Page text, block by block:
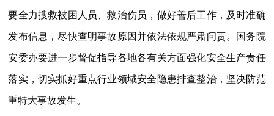
要全力搜救被困人员、救治伤员，做好善后工作，及时准确
发布信息，尽快查明事故原因并依法依规严肃问责。国务院
安委办要进一步督促指导各地各有关方面强化安全生产责任
落实，切实抓好重点行业领域安全隐患排查整治，坚决防范
重特大事故发生。